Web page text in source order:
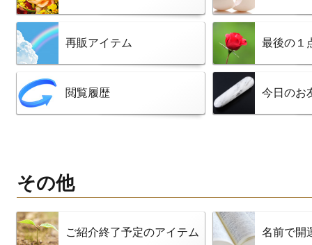
再販アイテム 最後の１
閲覧履歴 今日のお
その他
ご紹介終了予定のアイテム 名前で開